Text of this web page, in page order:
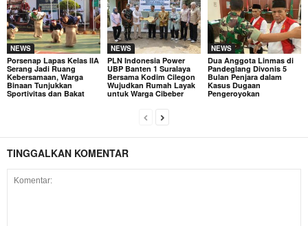
NEWS
Porsenap Lapas Kelas IIA
Serang Jadi Ruang
Kebersamaan, Warga
Binaan Tunjukkan
Sportivitas dan Bakat
NEWS
PLN Indonesia Power
UBP Banten 1 Suralaya
Bersama Kodim Cilegon
Wujudkan Rumah Layak
untuk Warga Cibeber
NEWS
Dua Anggota Linmas di
Pandeglang Divonis 5
Bulan Penjara dalam
Kasus Dugaan
Pengeroyokan
TINGGALKAN KOMENTAR